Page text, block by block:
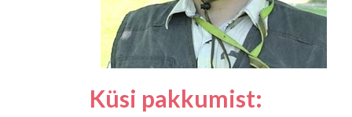
Küsi pakkumist: